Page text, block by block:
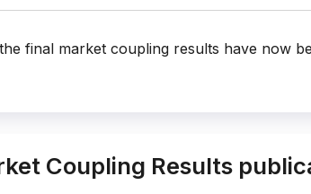
final market coupling results have now
Coupling Results